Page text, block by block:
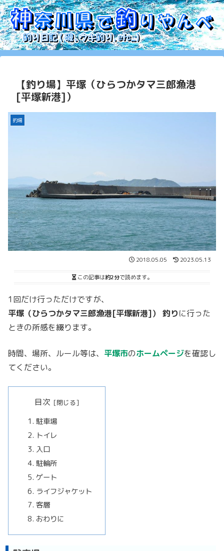
【釣り場】平塚（ひらつかタマ三郎漁港
[平塚新港]）
釣場
2018.05.05 2023.05.13
この記事は約2分で読めます。
1回だけ行っただけですが、
平塚（ひらつかタマ三郎漁港[平塚新港]） 釣りに行った
ときの所感を綴ります。
時間、場所、ルール等は、 平塚市のホームページを確認し
てください。
目次
駐車場
トイレ
入口
駐輪所
ゲート
ライフジャケット
客層
おわりに